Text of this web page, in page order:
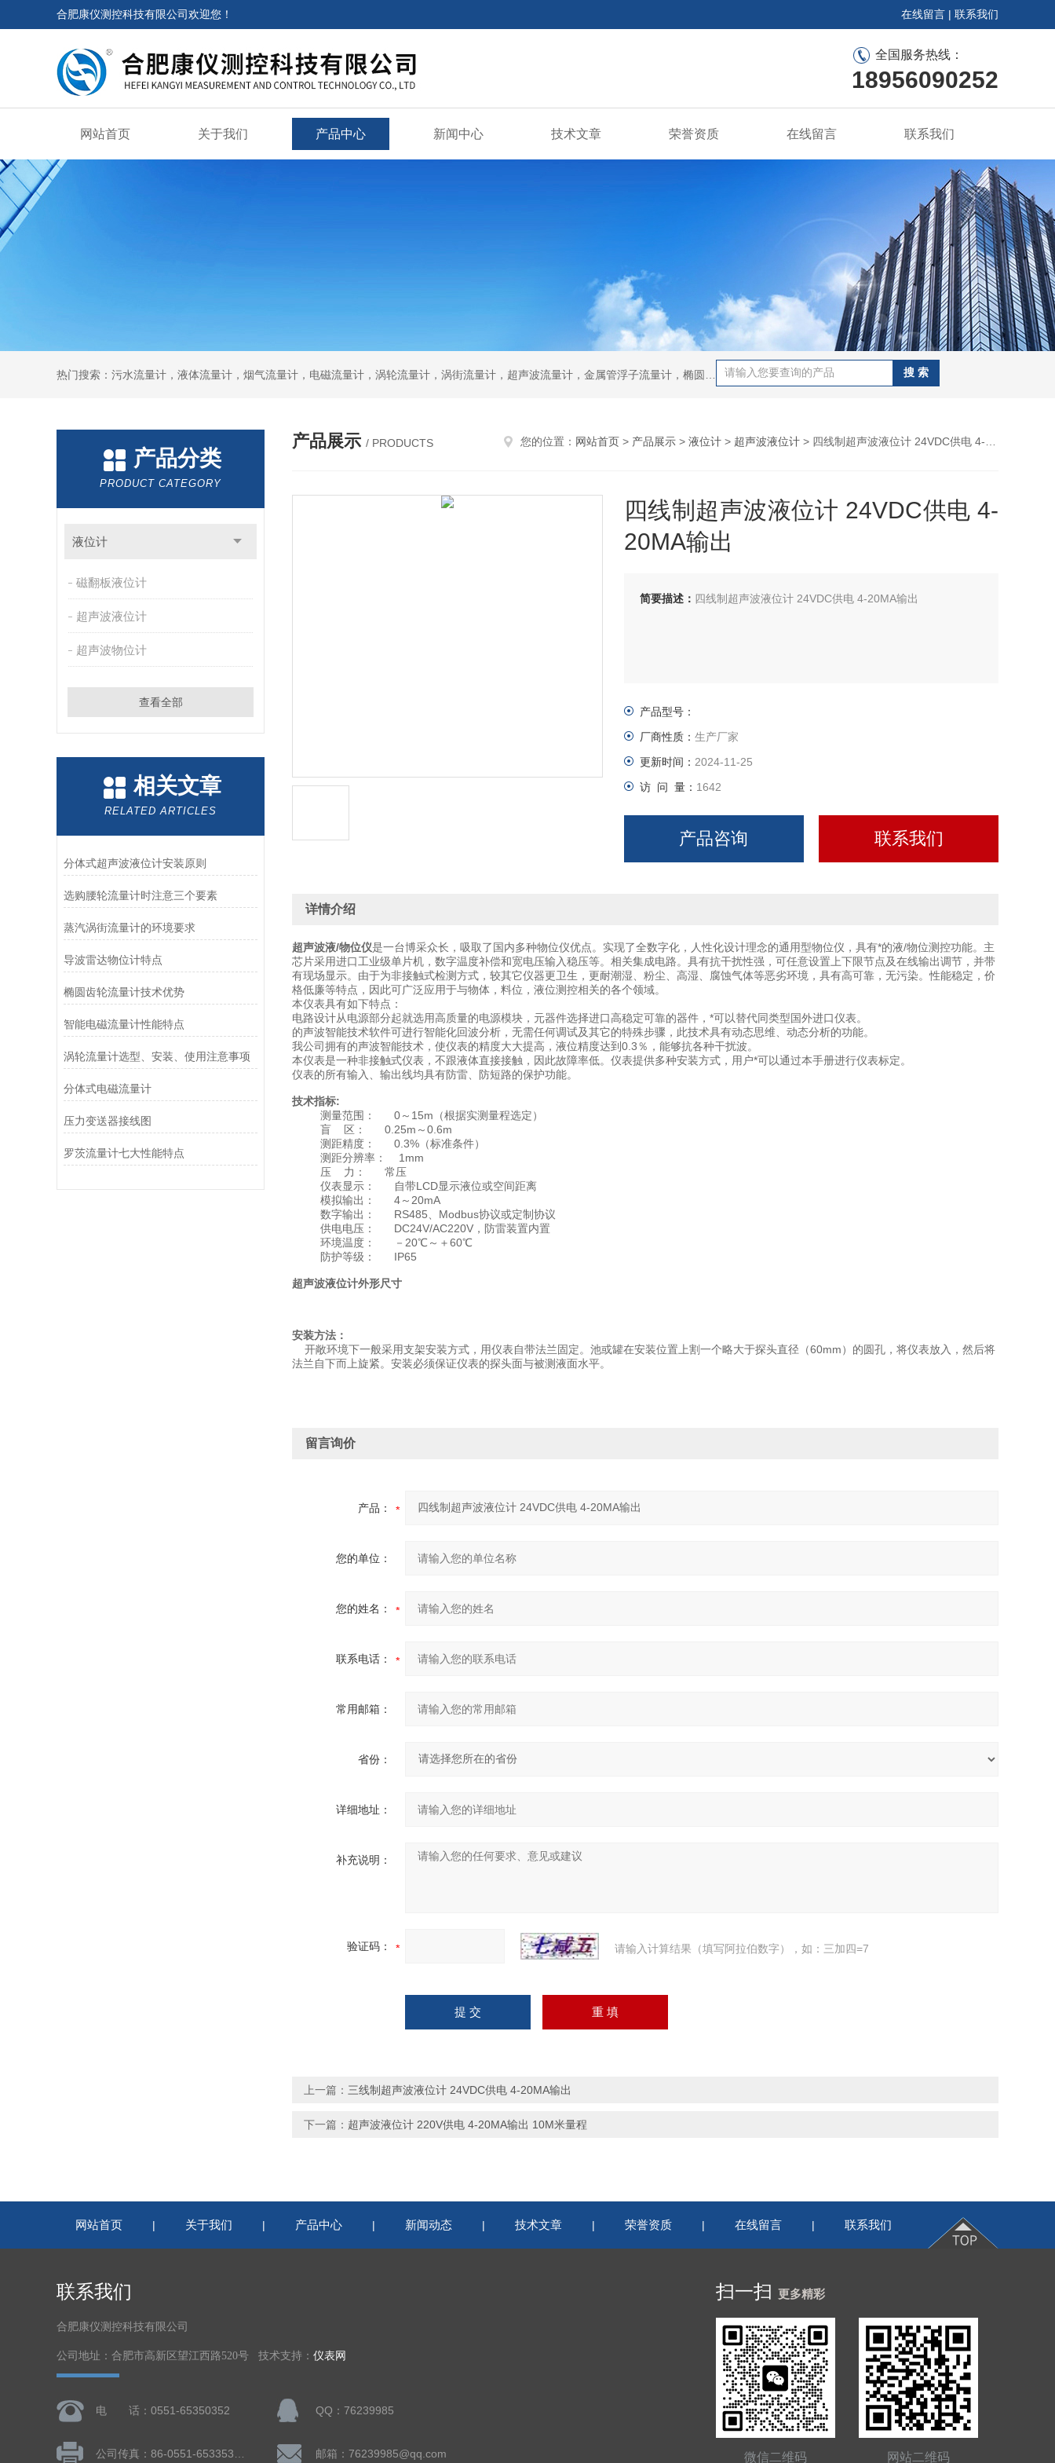
合肥康仪测控科技有限公司欢迎您！ 在线留言 | 联系我们
全国服务热线：
18956090252
网站首页 关于我们 产品中心 新闻中心 技术文章 荣誉资质 在线留言 联系我们
产品分类
PRODUCT CATEGORY
液位计
磁翻板液位计
超声波液位计
超声波物位计
查看全部
相关文章
RELATED ARTICLES
分体式超声波液位计安装原则
选购腰轮流量计时注意三个要素
蒸汽涡街流量计的环境要求
导波雷达物位计特点
椭圆齿轮流量计技术优势
智能电磁流量计性能特点
涡轮流量计选型、安装、使用注意事项
分体式电磁流量计
压力变送器接线图
罗茨流量计七大性能特点
产品展示 / PRODUCTS 您的位置： 网站首页 > 产品展示 > 液位计 > 超声波液位计 > 四线制超声波液位计 24VDC供电 4-20MA输出
四线制超声波液位计 24VDC供电 4-
20MA输出
简要描述： 四线制超声波液位计 24VDC供电 4-20MA输出
产品型号：
厂商性质： 生产厂家
更新时间： 2024-11-25
访 问 量： 1642
产品咨询 联系我们
详情介绍
超声波液/物位仪是一台博采众长，吸取了国内多种物位仪优点。实现了全数字化，人性化设计理念的通用型物位仪，具有*的液/物位测控功能。主
芯片采用进口工业级单片机，数字温度补偿和宽电压输入稳压等。相关集成电路。具有抗干扰性强，可任意设置上下限节点及在线输出调节，并带
有现场显示。由于为非接触式检测方式，较其它仪器更卫生，更耐潮湿、粉尘、高湿、腐蚀气体等恶劣环境，具有高可靠，无污染。性能稳定，价
格低廉等特点，因此可广泛应用于与物体，料位，液位测控相关的各个领域。
本仪表具有如下特点：
电路设计从电源部分起就选用高质量的电源模块，元器件选择进口高稳定可靠的器件，*可以替代同类型国外进口仪表。
的声波智能技术软件可进行智能化回波分析，无需任何调试及其它的特殊步骤，此技术具有动态思维、动态分析的功能。
我公司拥有的声波智能技术，使仪表的精度大大提高，液位精度达到0.3％，能够抗各种干扰波。
本仪表是一种非接触式仪表，不跟液体直接接触，因此故障率低。仪表提供多种安装方式，用户*可以通过本手册进行仪表标定。
仪表的所有输入、输出线均具有防雷、防短路的保护功能。
技术指标:
测量范围： 0～15m（根据实测量程选定）
盲 区： 0.25m～0.6m
测距精度： 0.3%（标准条件）
测距分辨率： 1mm
压 力： 常压
仪表显示： 自带LCD显示液位或空间距离
模拟输出： 4～20mA
数字输出： RS485、Modbus协议或定制协议
供电电压： DC24V/AC220V，防雷装置内置
环境温度： －20℃～＋60℃
防护等级： IP65
超声波液位计外形尺寸
安装方法：
开敞环境下一般采用支架安装方式，用仪表自带法兰固定。池或罐在安装位置上割一个略大于探头直径（60mm）的圆孔，将仪表放入，然后将
法兰自下而上旋紧。安装必须保证仪表的探头面与被测液面水平。
留言询价
产品：
您的单位：
您的姓名：
联系电话：
常用邮箱：
省份：
详细地址：
补充说明：
验证码： 请输入计算结果（填写阿拉伯数字），如：三加四=7
上一篇： 三线制超声波液位计 24VDC供电 4-20MA输出
下一篇： 超声波液位计 220V供电 4-20MA输出 10M米量程
网站首页 | 关于我们 | 产品中心 | 新闻动态 | 技术文章 | 荣誉资质 | 在线留言 | 联系我们
联系我们
合肥康仪测控科技有限公司
公司地址：合肥市高新区望江西路520号 技术支持： 仪表网
电 话：0551-65350352 QQ：76239985
邮箱：76239985@qq.com
扫一扫 更多精彩
微信二维码 网站二维码